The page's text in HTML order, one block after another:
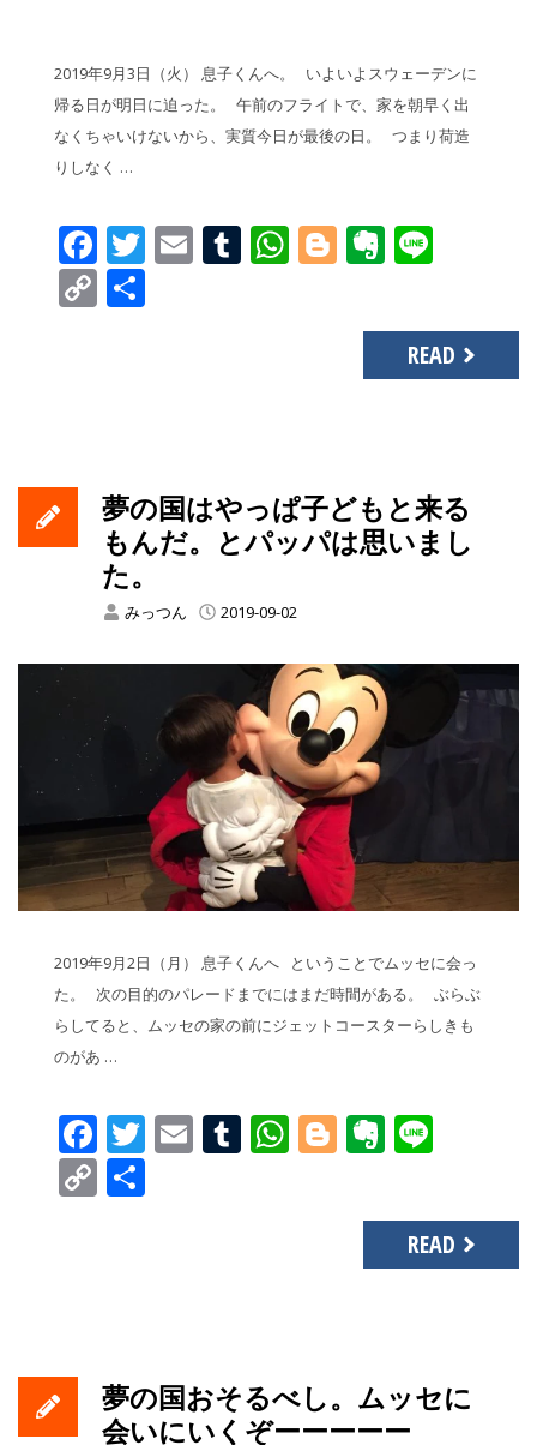
2019年9月3日（火） 息子くんへ。 いよいよスウェーデンに
帰る日が明日に迫った。 午前のフライトで、家を朝早く出
なくちゃいけないから、実質今日が最後の日。 つまり荷造
りしなく …
Facebook
Twitter
EmailTumblr
WhatsApp
Blogger
Copy
READ
夢の国はやっぱ子どもと来る
もんだ。とパッパは思いまし
た。
みっつん 2019-09-02
2019年9月2日（月） 息子くんへ ということでムッセに会っ
た。 次の目的のパレードまでにはまだ時間がある。 ぶらぶ
らしてると、ムッセの家の前にジェットコースターらしきも
のがあ …
Facebook
Twitter
EmailTumblr
WhatsApp
Blogger
Copy
READ
夢の国おそるべし。ムッセに
会いにいくぞーーーーー